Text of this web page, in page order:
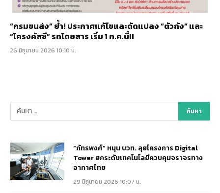
“กรมขนส่ง” ย้ำ! ประกาศแก้ไขและดัดแปลง “ตัวถัง” และ
“โครงคัสซี” รถโดยสาร เริ่ม 1 ก.ค.นี้!!
26 มิถุนายน 2026 10:10 น.
“ภัทรพงศ์” หนุน บวท. ลุยโครงการ Digital
Tower ยกระดับเทคโนโลยีควบคุมจราจรทาง
อากาศไทย
29 มิถุนายน 2026 10:07 น.